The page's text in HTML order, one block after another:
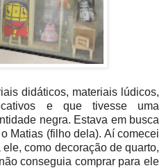
didáticos, materiais lúdicos,
e que tivesse uma
negra. Estava em busca
Matias (filho dela). Aí comecei
como decoração de quarto,
conseguia comprar para ele